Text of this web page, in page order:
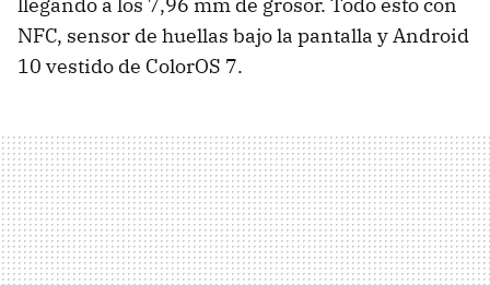
llegando a los 7,96 mm de grosor. Todo esto con
NFC, sensor de huellas bajo la pantalla y Android
10 vestido de ColorOS 7.